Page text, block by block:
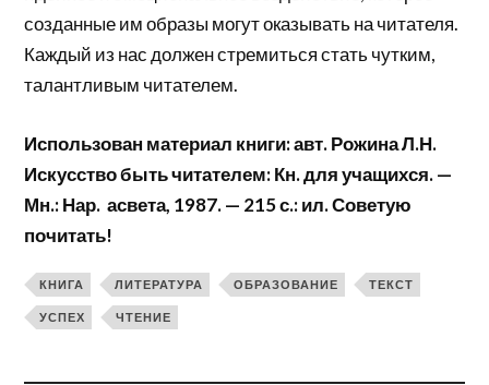
созданные им образы могут оказывать на читателя.
Каждый из нас должен стремиться стать чутким,
талантливым читателем.
Использован материал книги: авт. Рожина Л.Н.
Искусство быть читателем: Кн. для учащихся. —
Мн.: Нар. асвета, 1987. — 215 с.: ил. Советую
почитать!
КНИГА ЛИТЕРАТУРА ОБРАЗОВАНИЕ ТЕКСТ
УСПЕХ ЧТЕНИЕ